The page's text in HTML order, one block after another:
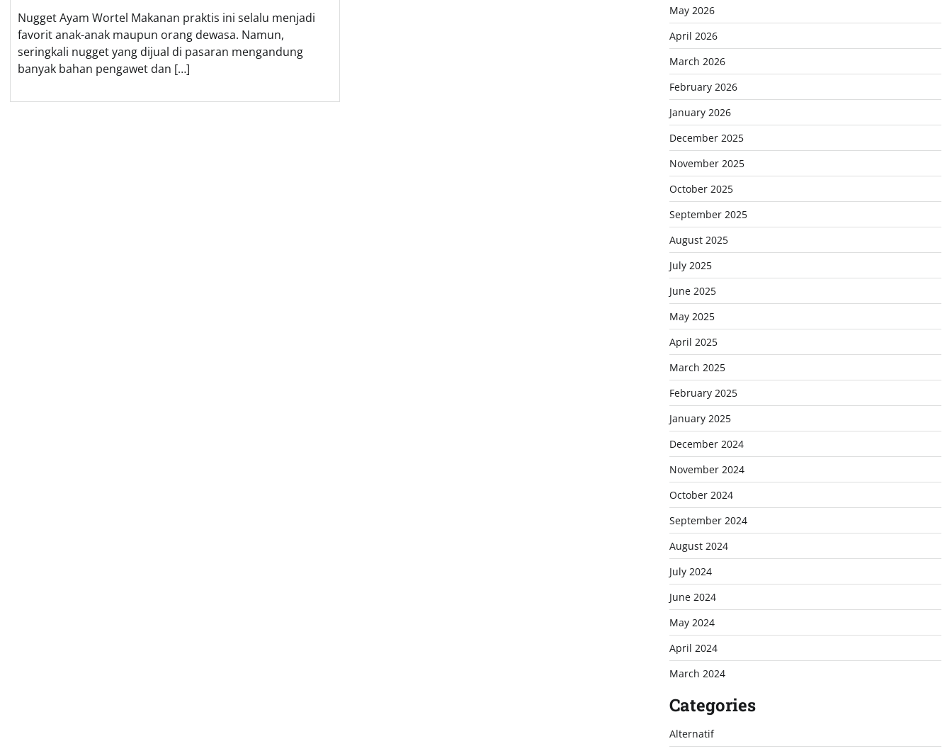
Nugget Ayam Wortel Makanan praktis ini selalu menjadi
favorit anak-anak maupun orang dewasa. Namun,
seringkali nugget yang dijual di pasaran mengandung
banyak bahan pengawet dan […]
May 2026
April 2026
March 2026
February 2026
January 2026
December 2025
November 2025
October 2025
September 2025
August 2025
July 2025
June 2025
May 2025
April 2025
March 2025
February 2025
January 2025
December 2024
November 2024
October 2024
September 2024
August 2024
July 2024
June 2024
May 2024
April 2024
March 2024
Categories
Alternatif